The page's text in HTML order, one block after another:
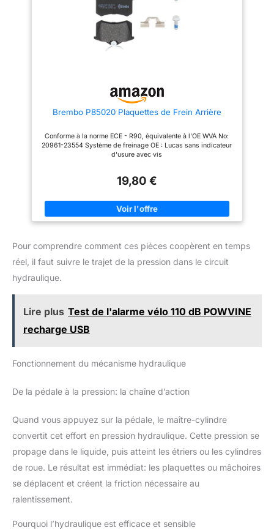
2008 I, 206 CC, 206
Schrägheck, 206 Stufenheck,
206 SW, 207, 207
Kasten/Schrägheck, 207
un entretien facile et rapide
de 4 plaquettes de frein avant,
boulons et 2 vis
Brembo P85020 Plaquettes de Frein Arrière
Conforme à la norme ECE - R90, équivalente à l'OE WVA No:
20961-23554 Système de freinage OE : Lucas sans indicateur
d'usure avec vis
19,80 €
Pour comprendre comment ces pièces coopèrent en temps
réel, il faut suivre le trajet de la pression dans le circuit
hydraulique.
Lire plus Test de l'alarme vélo 110 dB POWVINE
recharge USB
Fonctionnement du mécanisme hydraulique
De la pédale à la pression: la chaîne d’action
Quand vous appuyez sur la pédale, le maître-cylindre
convertit cet effort en pression hydraulique. Cette pression se
propage dans le liquide, puis atteint les étriers ou les cylindres
de roue. Le résultat est immédiat: les plaquettes ou mâchoires
se déplacent et créent la friction nécessaire au
ralentissement.
Pourquoi l’hydraulique est efficace et sensible